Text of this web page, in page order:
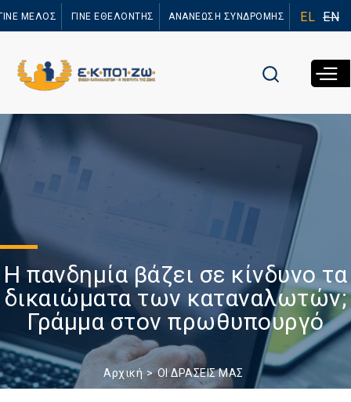
προς το
ΜΕΛΟΣ ΓΙΝΕ ΕΘΕΛΟΝΤΗΣ ΑΝΑΝΕΩΣΗ ΣΥΝΔΡΟΜΗΣ EL EN
Η πανδημία βάζει σε κίνδυνο τα
δικαιώματα των καταναλωτών;
Γράμμα στον πρωθυπουργό
Αρχική ΟΙ ΔΡΑΣΕΙΣ ΜΑΣ